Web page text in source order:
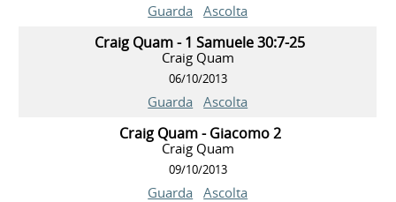
Guarda Ascolta
Craig Quam - 1 Samuele 30:7-25
Craig Quam
06/10/2013
Guarda Ascolta
Craig Quam - Giacomo 2
Craig Quam
09/10/2013
Guarda Ascolta